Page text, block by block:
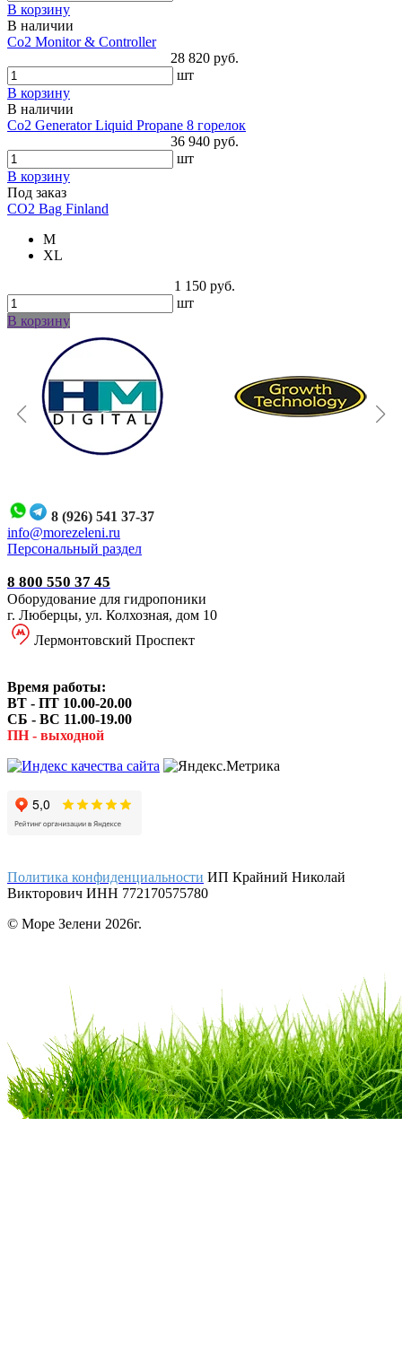
В корзину
В наличии
Co2 Monitor & Controller
28 820 руб.
шт
В корзину
В наличии
Co2 Generator Liquid Propane 8 горелок
36 940 руб.
шт
В корзину
Под заказ
CO2 Bag Finland
M
XL
1 150 руб.
шт
В корзину
8 (926) 541 37-37
info@morezeleni.ru
Персональный раздел
8 800 550 37 45
Оборудование для гидропоники
г. Люберцы, ул. Колхозная, дом 10
Лермонтовский Проспект
Время работы:
ВТ - ПТ 10.00-20.00
СБ - ВС 11.00-19.00
ПН - выходной
Политика конфиденциальности ИП Крайний Николай
Викторович ИНН 772170575780
© Море Зелени 2026г.